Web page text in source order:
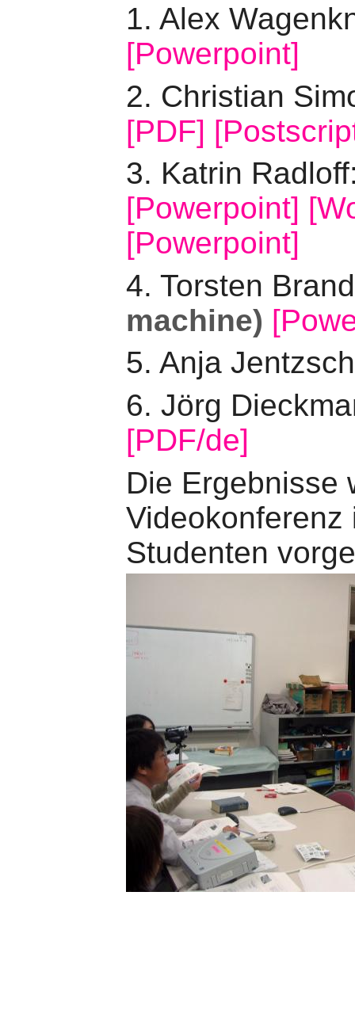
1. Alex
[Powerpoint]
2. Christian
[PDF]
3. Katrin
[Powerpoint]
[Powerpoint]
4. Torsten
machine)
5. Anja
6. Jörg
[PDF/de]
Die Ergebnisse
Studenten